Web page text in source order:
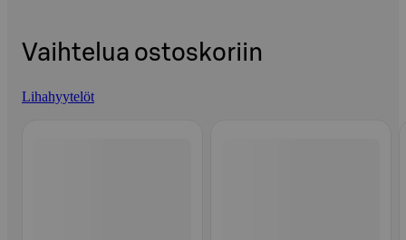
Vaihtelua ostoskoriin
Lihahyytelöt